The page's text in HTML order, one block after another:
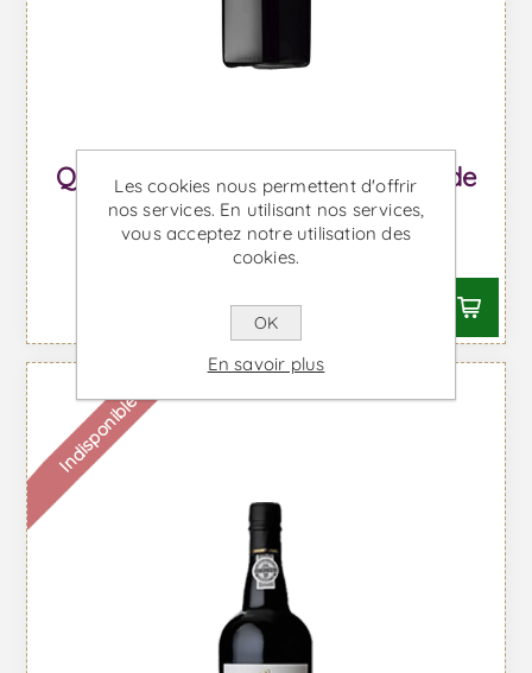
Quinta Nova Vintage 2017 - Vin de
Porto
À partir de €84,53 TTC
Indisponible
Les cookies nous permettent d'offrir
nos services. En utilisant nos services,
vous acceptez notre utilisation des
cookies.
OK
En savoir plus